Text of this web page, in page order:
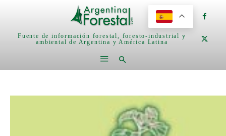
Fuente de información forestal, foresto-industrial y
ambiental de Argentina y América Latina